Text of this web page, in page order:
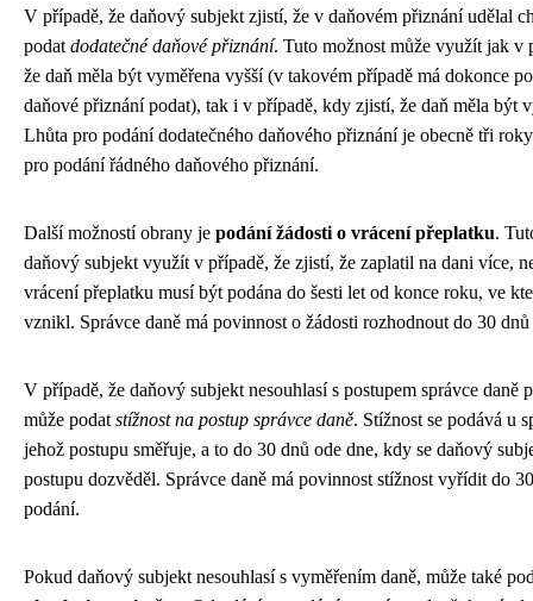
V případě, že daňový subjekt zjistí, že v daňovém přiznání udělal
podat dodatečné daňové přiznání. Tuto možnost může využít jak v
že daň měla být vyměřena vyšší (v takovém případě má dokonce
daňové přiznání podat), tak i v případě, kdy zjistí, že daň měla být
Lhůta pro podání dodatečného daňového přiznání je obecně tři
pro podání řádného daňového přiznání.
Další možností obrany je podání žádosti o vrácení přeplatku.
daňový subjekt využít v případě, že zjistí, že zaplatil na dani více,
vrácení přeplatku musí být podána do šesti let od konce roku, ve
vznikl. Správce daně má povinnost o žádosti rozhodnout do 30
V případě, že daňový subjekt nesouhlasí s postupem správce daně
může podat stížnost na postup správce daně. Stížnost se podává u
jehož postupu směřuje, a to do 30 dnů ode dne, kdy se daňový
postupu dozvěděl. Správce daně má povinnost stížnost vyřídit do
podání.
Pokud daňový subjekt nesouhlasí s vyměřením daně, může také